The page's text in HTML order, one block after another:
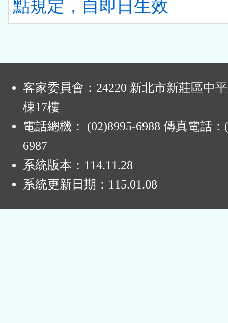
點規定，自即日生效
客家委員會：24220 新北市新莊區中
棟17樓
電話總機： (02)8995-6988 傳真電話：
6987
系統版本： 114.11.28
系統更新日期： 115.01.08